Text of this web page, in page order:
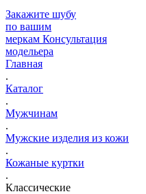
Закажите шубу
по вашим
меркам Консультация
модельера
Главная
.
Каталог
.
Мужчинам
.
Мужские изделия из кожи
.
Кожаные куртки
.
Классические